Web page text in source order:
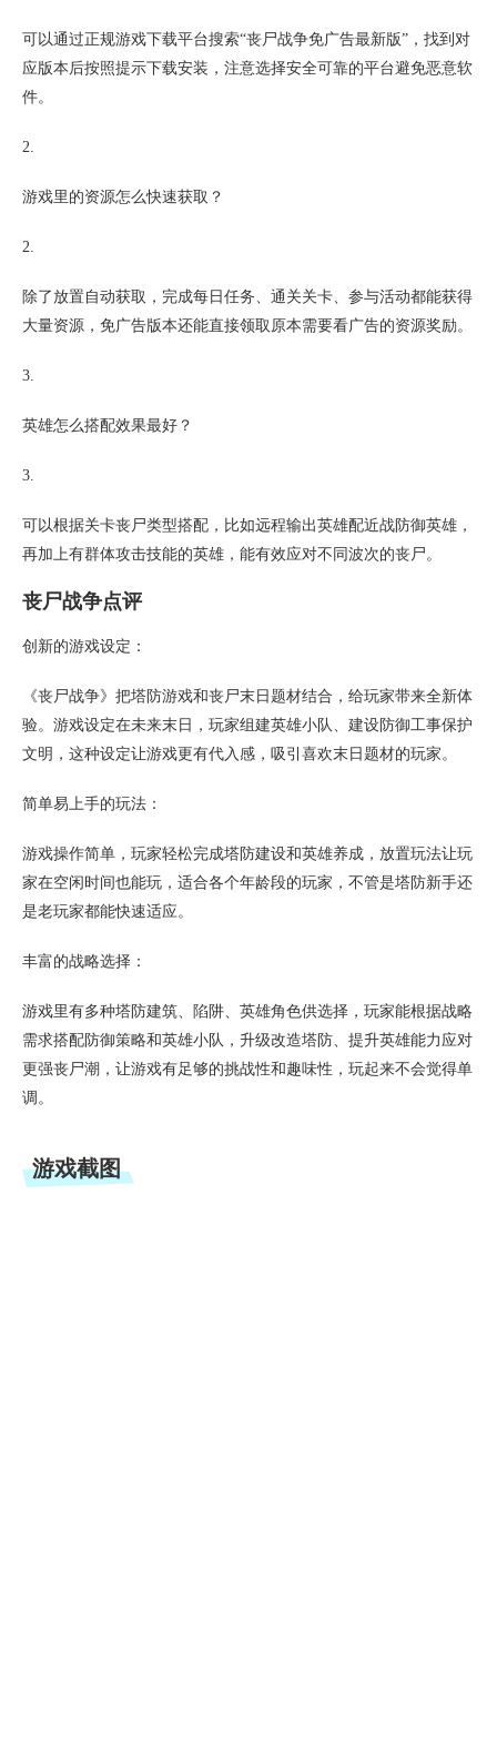
可以通过正规游戏下载平台搜索“丧尸战争免广告最新版”，找到对
应版本后按照提示下载安装，注意选择安全可靠的平台避免恶意软
件。
2.
游戏里的资源怎么快速获取？
2.
除了放置自动获取，完成每日任务、通关关卡、参与活动都能获得
大量资源，免广告版本还能直接领取原本需要看广告的资源奖励。
3.
英雄怎么搭配效果最好？
3.
可以根据关卡丧尸类型搭配，比如远程输出英雄配近战防御英雄，
再加上有群体攻击技能的英雄，能有效应对不同波次的丧尸。
丧尸战争点评
创新的游戏设定：
《丧尸战争》把塔防游戏和丧尸末日题材结合，给玩家带来全新体
验。游戏设定在未来末日，玩家组建英雄小队、建设防御工事保护
文明，这种设定让游戏更有代入感，吸引喜欢末日题材的玩家。
简单易上手的玩法：
游戏操作简单，玩家轻松完成塔防建设和英雄养成，放置玩法让玩
家在空闲时间也能玩，适合各个年龄段的玩家，不管是塔防新手还
是老玩家都能快速适应。
丰富的战略选择：
游戏里有多种塔防建筑、陷阱、英雄角色供选择，玩家能根据战略
需求搭配防御策略和英雄小队，升级改造塔防、提升英雄能力应对
更强丧尸潮，让游戏有足够的挑战性和趣味性，玩起来不会觉得单
调。
游戏截图